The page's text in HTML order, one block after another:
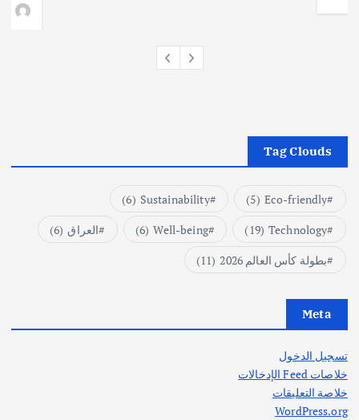
Tag Clouds
Eco-friendly
(5)
Sustainability
(6)
Technology
(19)
Well-being
(6) العراق (6)
بطولة كأس العالم 2026
(11)
Meta
تسجيل الدخول
خلاصات Feed الإدخالات
خلاصة التعليقات
WordPress.org